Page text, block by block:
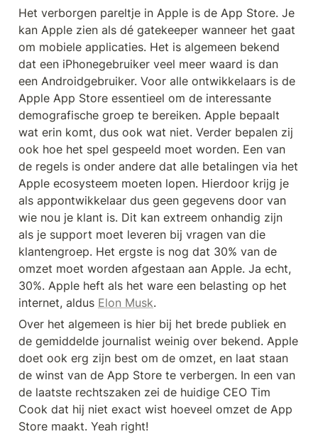
Het verborgen pareltje in Apple is de App Store. Je
kan Apple zien als dé gatekeeper wanneer het gaat
om mobiele applicaties. Het is algemeen bekend
dat een iPhonegebruiker veel meer waard is dan
een Androidgebruiker. Voor alle ontwikkelaars is de
Apple App Store essentieel om de interessante
demografische groep te bereiken. Apple bepaalt
wat erin komt, dus ook wat niet. Verder bepalen zij
ook hoe het spel gespeeld moet worden. Een van
de regels is onder andere dat alle betalingen via het
Apple ecosysteem moeten lopen. Hierdoor krijg je
als appontwikkelaar dus geen gegevens door van
wie nou je klant is. Dit kan extreem onhandig zijn
als je support moet leveren bij vragen van die
klantengroep. Het ergste is nog dat 30% van de
omzet moet worden afgestaan aan Apple. Ja echt,
30%. Apple heft als het ware een belasting op het
internet, aldus Elon Musk.
Over het algemeen is hier bij het brede publiek en
de gemiddelde journalist weinig over bekend. Apple
doet ook erg zijn best om de omzet, en laat staan
de winst van de App Store te verbergen. In een van
de laatste rechtszaken zei de huidige CEO Tim
Cook dat hij niet exact wist hoeveel omzet de App
Store maakt. Yeah right!